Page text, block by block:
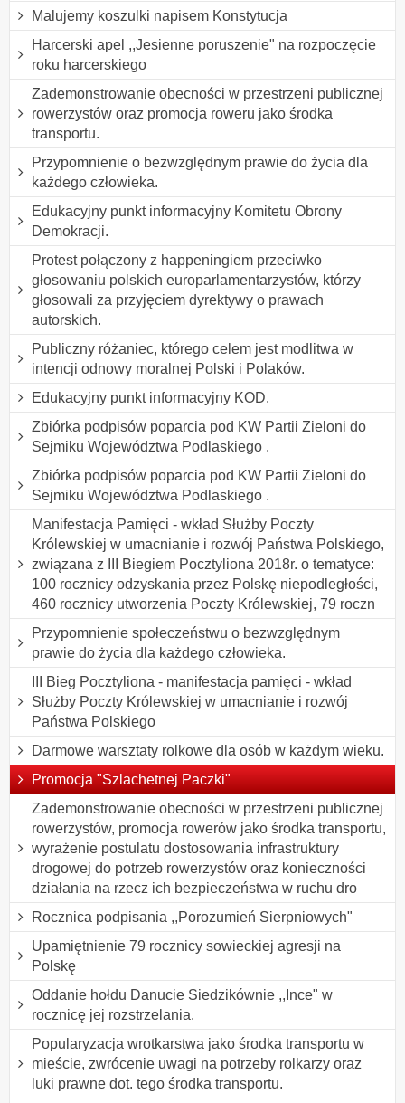
Malujemy koszulki napisem Konstytucja
Harcerski apel ,,Jesienne poruszenie" na rozpoczęcie
roku harcerskiego
Zademonstrowanie obecności w przestrzeni publicznej
rowerzystów oraz promocja roweru jako środka
transportu.
Przypomnienie o bezwzględnym prawie do życia dla
każdego człowieka.
Edukacyjny punkt informacyjny Komitetu Obrony
Demokracji.
Protest połączony z happeningiem przeciwko
głosowaniu polskich europarlamentarzystów, którzy
głosowali za przyjęciem dyrektywy o prawach
autorskich.
Publiczny różaniec, którego celem jest modlitwa w
intencji odnowy moralnej Polski i Polaków.
Edukacyjny punkt informacyjny KOD.
Zbiórka podpisów poparcia pod KW Partii Zieloni do
Sejmiku Województwa Podlaskiego .
Zbiórka podpisów poparcia pod KW Partii Zieloni do
Sejmiku Województwa Podlaskiego .
Manifestacja Pamięci - wkład Służby Poczty
Królewskiej w umacnianie i rozwój Państwa Polskiego,
związana z III Biegiem Pocztyliona 2018r. o tematyce:
100 rocznicy odzyskania przez Polskę niepodległości,
460 rocznicy utworzenia Poczty Królewskiej, 79 roczn
Przypomnienie społeczeństwu o bezwzględnym
prawie do życia dla każdego człowieka.
III Bieg Pocztyliona - manifestacja pamięci - wkład
Służby Poczty Królewskiej w umacnianie i rozwój
Państwa Polskiego
Darmowe warsztaty rolkowe dla osób w każdym wieku.
Promocja "Szlachetnej Paczki"
Zademonstrowanie obecności w przestrzeni publicznej
rowerzystów, promocja rowerów jako środka transportu,
wyrażenie postulatu dostosowania infrastruktury
drogowej do potrzeb rowerzystów oraz konieczności
działania na rzecz ich bezpieczeństwa w ruchu dro
Rocznica podpisania ,,Porozumień Sierpniowych"
Upamiętnienie 79 rocznicy sowieckiej agresji na
Polskę
Oddanie hołdu Danucie Siedzikównie ,,Ince" w
rocznicę jej rozstrzelania.
Popularyzacja wrotkarstwa jako środka transportu w
mieście, zwrócenie uwagi na potrzeby rolkarzy oraz
luki prawne dot. tego środka transportu.